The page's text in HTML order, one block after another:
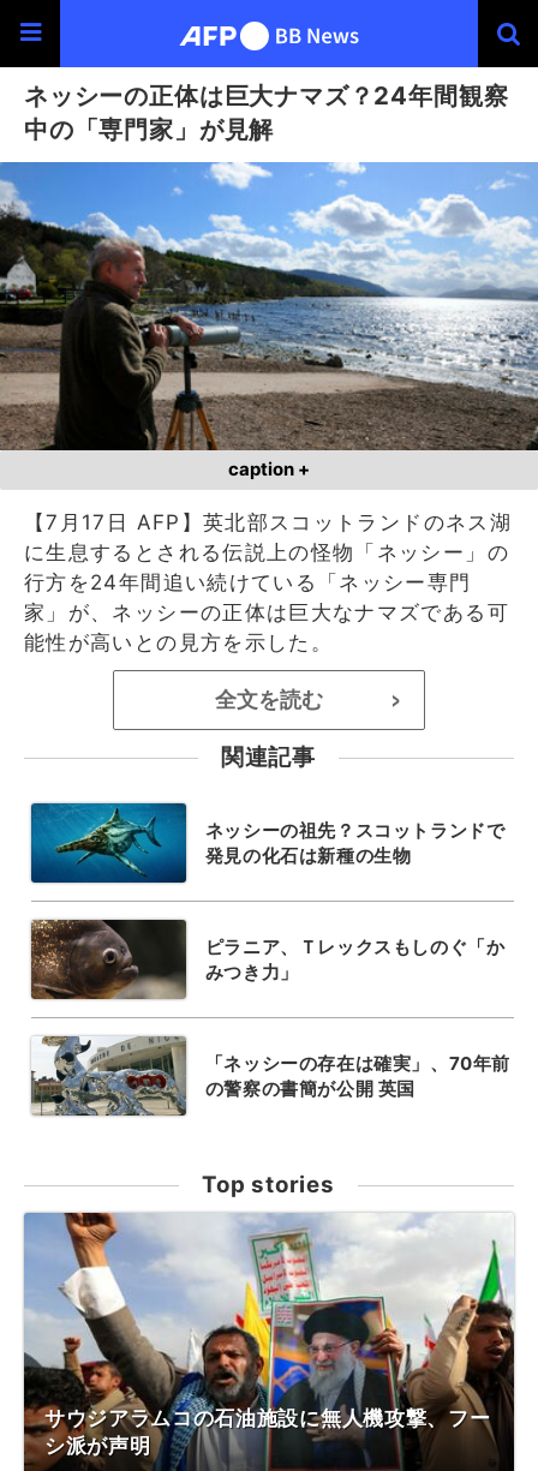
ネッシーの正体は巨大ナマズ？24年間観察
中の「専門家」が見解
caption +
【7月17日 AFP】英北部スコットランドのネス湖
に生息するとされる伝説上の怪物「ネッシー」の
行方を24年間追い続けている「ネッシー専門
家」が、ネッシーの正体は巨大なナマズである可
能性が高いとの見方を示した。
全文を読む >
関連記事
ネッシーの祖先？スコットランドで
発見の化石は新種の生物
ピラニア、Ｔレックスもしのぐ「か
みつき力」
「ネッシーの存在は確実」、70年前
の警察の書簡が公開 英国
Top stories
サウジアラムコの石油施設に無人機攻撃、フー
シ派が声明